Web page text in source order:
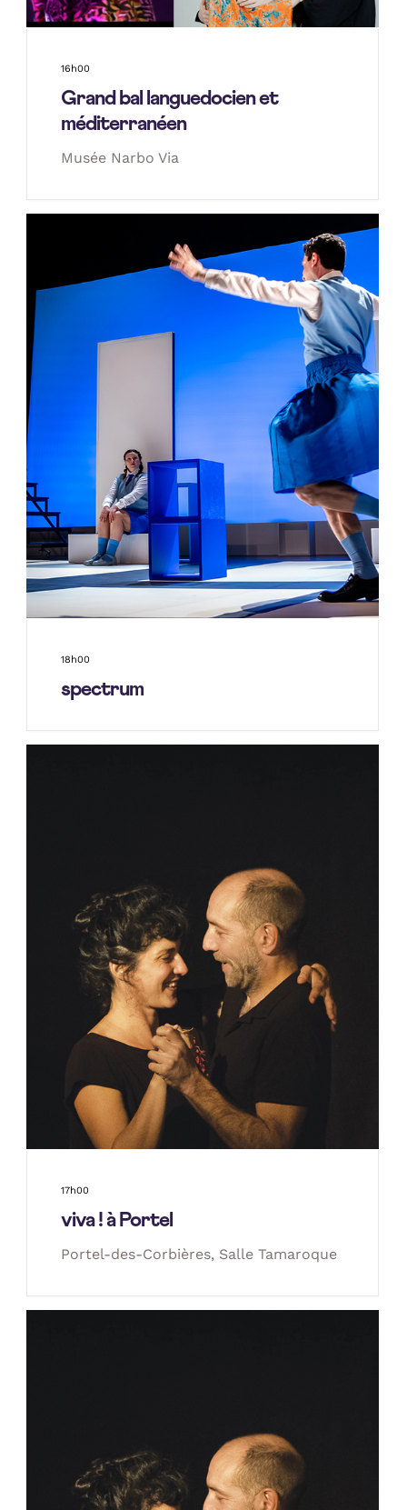
16h00
Grand bal languedocien et
méditerranéen
Musée Narbo Via
18h00
spectrum
17h00
viva ! à Portel
Portel-des-Corbières, Salle Tamaroque